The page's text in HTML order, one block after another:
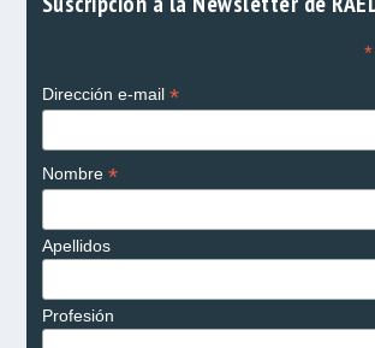
*
Dirección e-mail *
Nombre *
Apellidos
Profesión